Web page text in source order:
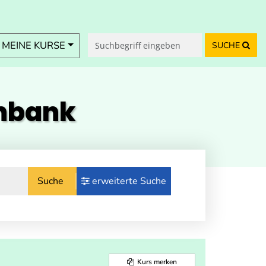
KURSE SUCHE
Suche erweiterte Suche
Kurs merken